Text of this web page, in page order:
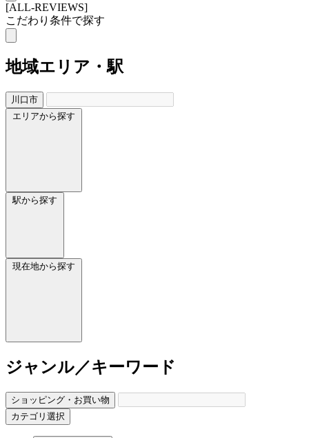
[ALL-REVIEWS]
こだわり条件で探す
地域エリア・駅
川口市
エリアから探す
駅から探す
現在地から探す
ジャンル／キーワード
ショッピング・お買い物
カテゴリ選択